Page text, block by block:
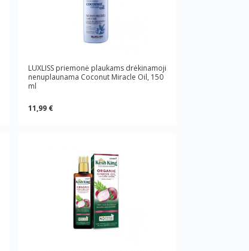
LUXLISS priemonė plaukams drėkinamoji
nenuplaunama Coconut Miracle Oil, 150
ml
11,99 €